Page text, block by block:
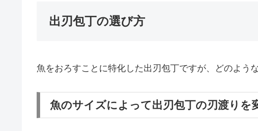
出刃包丁の選び方
魚をおろすことに特化した出刃包丁ですが、どのよう
魚のサイズによって出刃包丁の刃渡りを